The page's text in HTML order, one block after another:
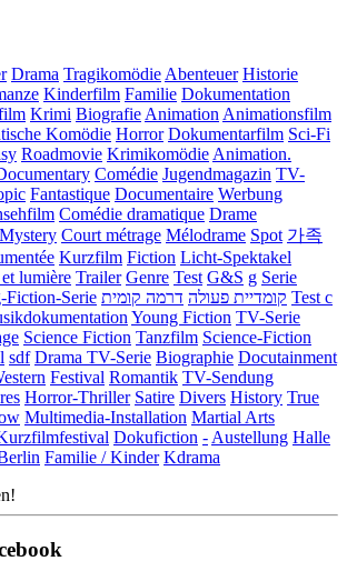
Drama Tragikomödie Abenteuer Historie
Kinderfilm Familie Dokumentation
Krimi Biografie Animation Animationsfilm
Komödie Horror Dokumentarfilm Sci-Fi
Roadmovie Krimikomödie Animation.
Comédie Jugendmagazin TV-
Fantastique Documentaire Werbung
Comédie dramatique Drame
Mystery Court métrage Mélodrame Spot 가족
Kurzfilm Fiction Licht-Spektakel
lumière Trailer Genre Test G&S g Serie
Fiction-Serie קומדיית פעולה דרמה קומית
Test c
Young Fiction TV-Serie
Science Fiction Tanzfilm Science-Fiction
sdf Drama TV-Serie Biographie Docutainment
Festival Romantik TV-Sendung
Horror-Thriller Satire Divers History True
Multimedia-Installation Martial Arts
Dokufiction - Austellung Halle
Familie / Kinder Kdrama